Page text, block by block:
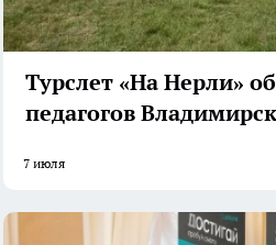
Турслет «На Нерли»
педагогов
7 июля